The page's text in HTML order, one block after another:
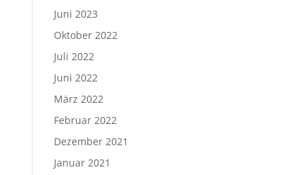
Juni 2023
Oktober 2022
Juli 2022
Juni 2022
März 2022
Februar 2022
Dezember 2021
Januar 2021